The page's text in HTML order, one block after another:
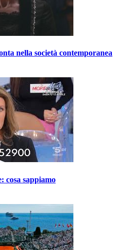
nella società contemporanea
cosa sappiamo